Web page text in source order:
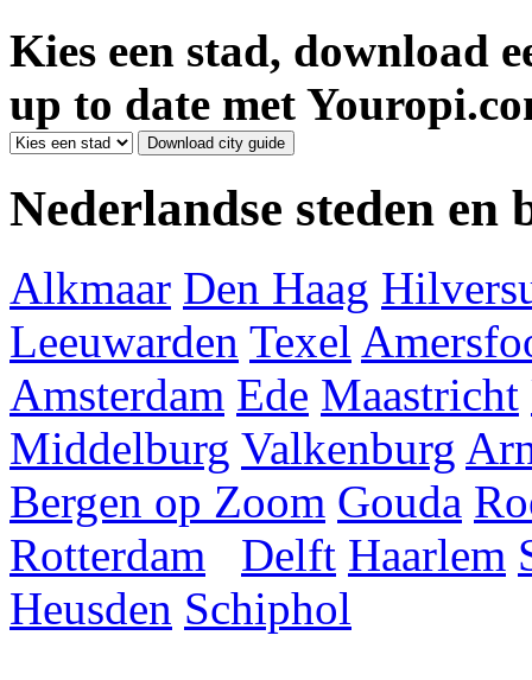
Kies een stad, download
up to date met
Nederlandse steden en
Alkmaar Den Haag
Leeuwarden Texel
Amsterdam Ede Maastricht
Middelburg Valkenburg
Bergen op Zoom Gouda
Rotterdam
Delft Haarlem
Heusden Schiphol